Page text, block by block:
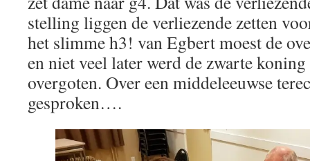
stelling liggen de verliezende zetten
het slimme h3! van Egbert moest de
en niet veel later werd de zwarte
overgoten. Over een middeleeuwse
gesproken….